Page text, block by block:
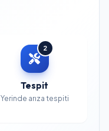
2
Tespit
Yerinde arıza tespiti